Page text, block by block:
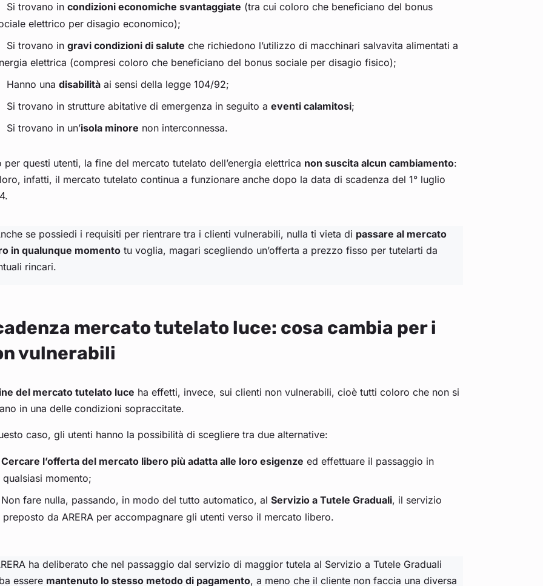
Si trovano in condizioni economiche svantaggiate (tra cui coloro che beneficiano del bonus
elettrico per disagio economico);
Si trovano in gravi condizioni di salute che richiedono l’utilizzo di macchinari salvavita alimentati a
elettrica (compresi coloro che beneficiano del bonus sociale per disagio fisico);
Hanno una disabilitàai sensi della legge 104/92;
Si trovano in strutture abitative di emergenza in seguito a eventi calamitosi;
Si trovano in un’isola minore non interconnessa.
per questi utenti, la fine del mercato tutelato dell’energia elettrica non suscita alcun cambiamento:
infatti, il mercato tutelato continua a funzionare anche dopo la data di scadenza del 1° luglio
se possiedi i requisiti per rientrare tra i clienti vulnerabili, nulla ti vieta di passare al mercato
in qualunque momentotu voglia, magari scegliendo un’offerta a prezzo fisso per tutelarti da
rincari.
mercato tutelato luce: cosa cambia per i
vulnerabili
del mercato tutelato luce ha effetti, invece, sui clienti non vulnerabili, cioè tutti coloro che non si
in una delle condizioni sopraccitate.
caso, gli utenti hanno la possibilità di scegliere tra due alternative:
Cercare l’offerta del mercato libero più adatta alle loro esigenze ed effettuare il passaggio in
qualsiasi momento;
Non fare nulla, passando, in modo del tutto automatico, alServizio a Tutele Graduali, il servizio
preposto da ARERA per accompagnare gli utenti verso il mercato libero.
ha deliberato che nel passaggio dal servizio di maggior tutela al Servizio a Tutele Graduali
essere mantenuto lo stesso metodo di pagamento, a meno che il cliente non faccia una diversa